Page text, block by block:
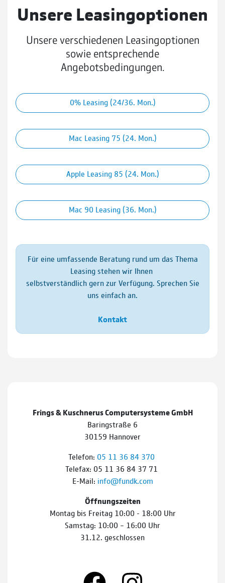
Unsere Leasingoptionen
Unsere verschiedenen Leasingoptionen
sowie entsprechende
Angebotsbedingungen.
0% Leasing (24/36. Mon.)
Mac Leasing 75 (24. Mon.)
Apple Leasing 85 (24. Mon.)
Mac 90 Leasing (36. Mon.)
Für eine umfassende Beratung rund um das Thema
Leasing stehen wir Ihnen
selbstverständlich gern zur Verfügung. Sprechen Sie
uns einfach an.
Kontakt
Frings & Kuschnerus Computersysteme GmbH
Baringstraße 6
30159 Hannover
Telefon: 05 11 36 84 370
Telefax: 05 11 36 84 37 71
E-Mail: info@fundk.com
Öffnungszeiten
Montag bis Freitag 10:00 - 18:00 Uhr
Samstag: 10:00 – 16:00 Uhr
31.12. geschlossen